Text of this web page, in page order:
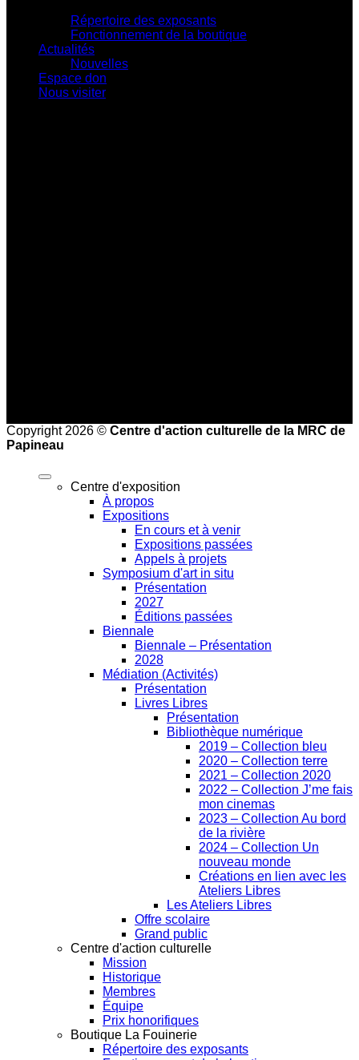
Répertoire des exposants
Fonctionnement de la boutique
Actualités
Nouvelles
Espace don
Nous visiter
Copyright 2026 © Centre d'action culturelle de la MRC de
Papineau
Centre d'exposition
À propos
Expositions
En cours et à venir
Expositions passées
Appels à projets
Symposium d'art in situ
Présentation
2027
Éditions passées
Biennale
Biennale – Présentation
2028
Médiation (Activités)
Présentation
Livres Libres
Présentation
Bibliothèque numérique
2019 – Collection bleu
2020 – Collection terre
2021 – Collection 2020
2022 – Collection J’me fais
mon cinemas
2023 – Collection Au bord
de la rivière
2024 – Collection Un
nouveau monde
Créations en lien avec les
Ateliers Libres
Les Ateliers Libres
Offre scolaire
Grand public
Centre d'action culturelle
Mission
Historique
Membres
Équipe
Prix honorifiques
Boutique La Fouinerie
Répertoire des exposants